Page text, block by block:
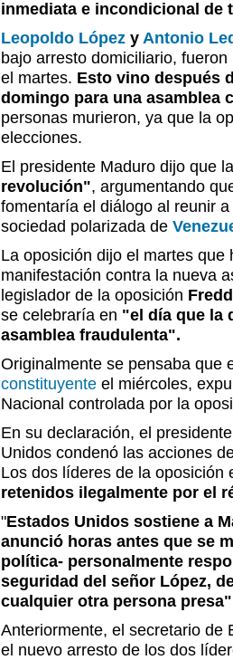
inmediata e incondicional
Leopoldo López y Antonio
bajo arresto domiciliario,
el martes. Esto vino después
domingo para una asamblea
personas murieron, ya que la
elecciones.
El presidente Maduro dijo que
revolución", argumentando
fomentaría el diálogo al reunir
sociedad polarizada de
La oposición dijo el martes
manifestación contra la nueva
legislador de la oposición
se celebraría en "el día que la
asamblea fraudulenta".
Originalmente se pensaba que
constituyente el miércoles,
Nacional controlada por la
En su declaración, el
Unidos condenó las acciones
Los dos líderes de la oposición
retenidos ilegalmente por el
"Estados Unidos sostiene a
anunció horas antes que se
política- personalmente
seguridad del señor López,
cualquier otra persona presa"
Anteriormente, el secretario de
el nuevo arresto de los dos